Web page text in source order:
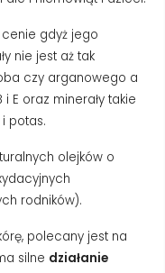
gdyż jego
nie jest aż tak
czy arganowego a
E oraz minerały takie
potas.
olejków o
rodników).
polecany jest na
silne działanie